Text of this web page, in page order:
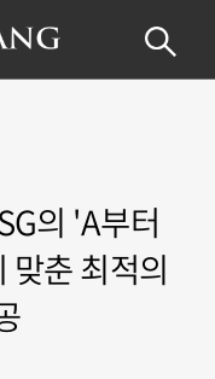
의 'A부터
춘 최적의